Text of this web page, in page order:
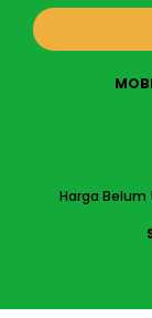
Harga Belum